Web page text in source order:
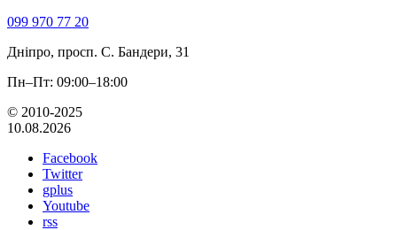
099 970 77 20
Дніпро, просп. С. Бандери, 31
Пн–Пт: 09:00–18:00
© 2010-2025
10.08.2026
Facebook
Twitter
gplus
Youtube
rss